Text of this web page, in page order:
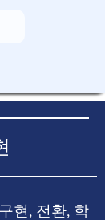
현, 전환, 학